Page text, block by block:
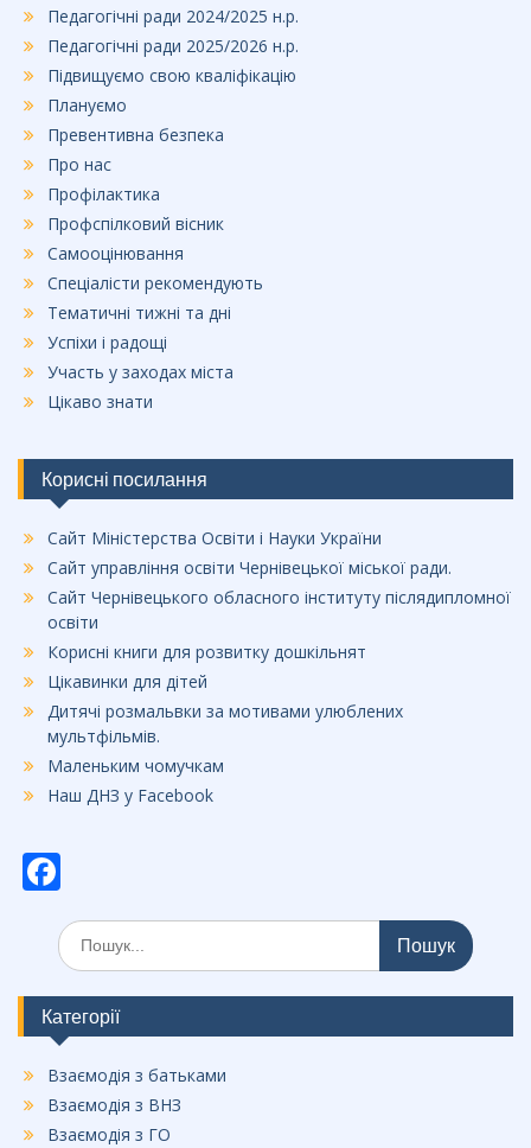
Педагогічні ради 2024/2025 н.р.
Педагогічні ради 2025/2026 н.р.
Підвищуємо свою кваліфікацію
Плануємо
Превентивна безпека
Про нас
Профілактика
Профспілковий вісник
Самооцінювання
Спеціалісти рекомендують
Тематичні тижні та дні
Успіхи і радощі
Участь у заходах міста
Цікаво знати
Корисні посилання
Сайт Міністерства Освіти і Науки України
Сайт управління освіти Чернівецької міської ради.
Сайт Чернівецького обласного інституту післядипломної
освіти
Корисні книги для розвитку дошкільнят
Цікавинки для дітей
Дитячі розмальвки за мотивами улюблених
мультфільмів.
Маленьким чомучкам
Наш ДНЗ у Facebook
ac
e
b
o
o
k
Шукати:
Категорії
Взаємодія з батьками
Взаємодія з ВНЗ
Взаємодія з ГО